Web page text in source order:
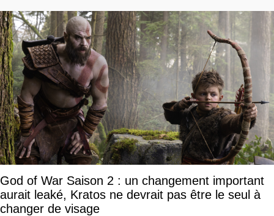
God of War Saison 2 : un changement important
aurait leaké, Kratos ne devrait pas être le seul à
changer de visage